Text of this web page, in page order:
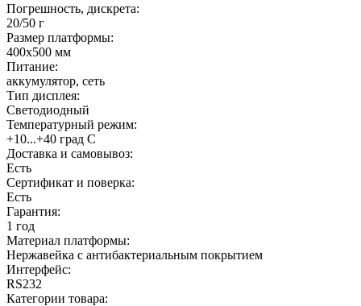
Погрешность, дискрета:
20/50 г
Размер платформы:
400х500 мм
Питание:
аккумулятор, сеть
Тип дисплея:
Светодиодный
Температурный режим:
+10...+40 град С
Доставка и самовывоз:
Есть
Сертификат и поверка:
Есть
Гарантия:
1 год
Материал платформы:
Нержавейка с антибактериальным покрытием
Интерфейс:
RS232
Категории товара: